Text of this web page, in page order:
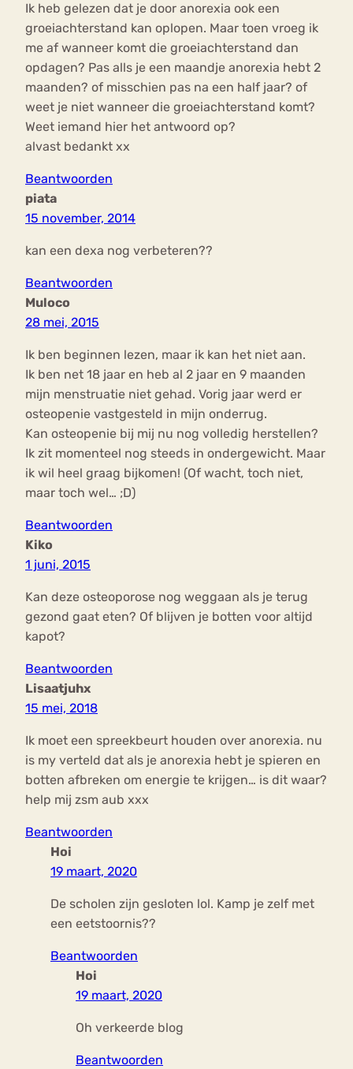
Ik heb gelezen dat je door anorexia ook een
groeiachterstand kan oplopen. Maar toen vroeg ik
me af wanneer komt die groeiachterstand dan
opdagen? Pas alls je een maandje anorexia hebt 2
maanden? of misschien pas na een half jaar? of
weet je niet wanneer die groeiachterstand komt?
Weet iemand hier het antwoord op?
alvast bedankt xx
Beantwoorden
piata
15 november, 2014
kan een dexa nog verbeteren??
Beantwoorden
Muloco
28 mei, 2015
Ik ben beginnen lezen, maar ik kan het niet aan.
Ik ben net 18 jaar en heb al 2 jaar en 9 maanden
mijn menstruatie niet gehad. Vorig jaar werd er
osteopenie vastgesteld in mijn onderrug.
Kan osteopenie bij mij nu nog volledig herstellen?
Ik zit momenteel nog steeds in ondergewicht. Maar
ik wil heel graag bijkomen! (Of wacht, toch niet,
maar toch wel… ;D)
Beantwoorden
Kiko
1 juni, 2015
Kan deze osteoporose nog weggaan als je terug
gezond gaat eten? Of blijven je botten voor altijd
kapot?
Beantwoorden
Lisaatjuhx
15 mei, 2018
Ik moet een spreekbeurt houden over anorexia. nu
is my verteld dat als je anorexia hebt je spieren en
botten afbreken om energie te krijgen… is dit waar?
help mij zsm aub xxx
Beantwoorden
Hoi
19 maart, 2020
De scholen zijn gesloten lol. Kamp je zelf met
een eetstoornis??
Beantwoorden
Hoi
19 maart, 2020
Oh verkeerde blog
Beantwoorden